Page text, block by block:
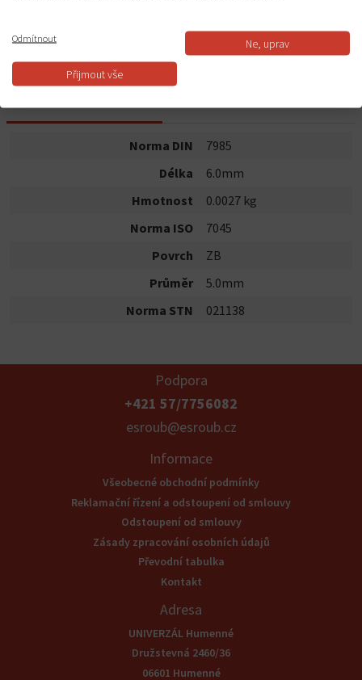
Norma DIN
7985
Délka
6.0mm
Hmotnost
0.0027 kg
Norma ISO
7045
Povrch
ZB
Průměr
5.0mm
Norma STN
021138
Podpora
+421 57/7756082
esroub@esroub.cz
Informace
Všeobecné obchodní podmínky
Reklamační řízení a odstoupení od smlouvy
Odstoupení od smlouvy
Zásady zpracování osobních údajů
Převodní tabulka
Kontakt
Adresa
UNIVERZÁL Humenné
Družstevná 2460/36
06601 Humenné
Odmítnout Ne, uprav
Přijmout vše